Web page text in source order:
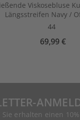
Viskosebluse
Längsstreifen Navy /
44
69,99 €
erhalten einen